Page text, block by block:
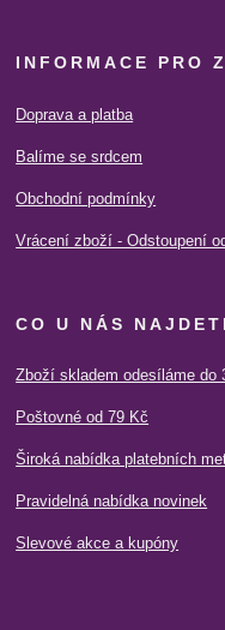
INFORMACE PRO
Doprava a platba
Balíme se srdcem
Obchodní podmínky
Vrácení zboží - Odstoupení
CO U NÁS
Zboží skladem odesíláme do
Poštovné od 79 Kč
Široká nabídka platebních
Pravidelná nabídka novinek
Slevové akce a kupóny